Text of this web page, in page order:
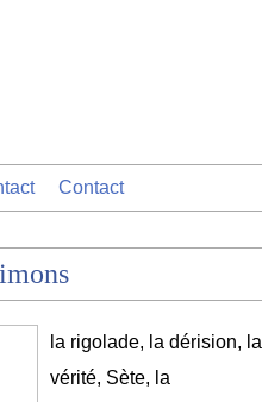
Contact
la rigolade, la dérision, la
vérité, Sète, la